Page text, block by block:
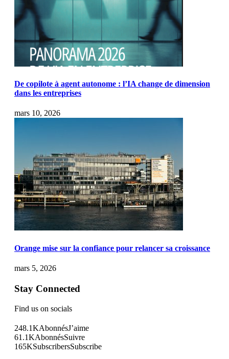
De copilote à agent autonome : l’IA change de dimension
dans les entreprises
mars 10, 2026
Orange mise sur la confiance pour relancer sa croissance
mars 5, 2026
Stay Connected
Find us on socials
248.1KAbonnésJ’aime
61.1KAbonnésSuivre
165KSubscribersSubscribe